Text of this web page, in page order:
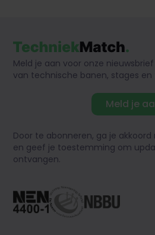
Meld je aan voor onze
van technische banen, stages
Meld je
Door te abonneren, ga je
en geef je toestemming om
ontvangen.